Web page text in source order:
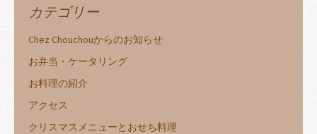
カテゴリー
Chez Chouchouからのお知らせ
お弁当・ケータリング
お料理の紹介
アクセス
クリスマスメニューとおせち料理